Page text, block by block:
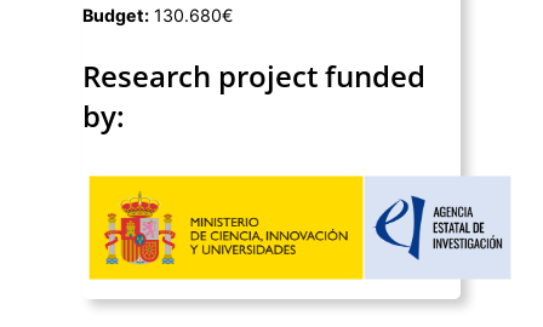
Budget: 130.680€
Research project funded
by: